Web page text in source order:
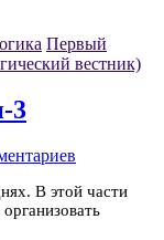
Первый
вестник)
3
В этой части